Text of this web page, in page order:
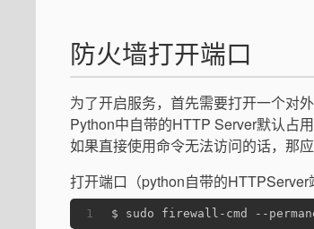
防火墙打开端口
为了开启服务，首先需要打开一个对
Python中自带的HTTP Server默认占
如果直接使用命令无法访问的话，那
打开端口（python自带的HTTPServer
1 $ sudo firewall-cmd --